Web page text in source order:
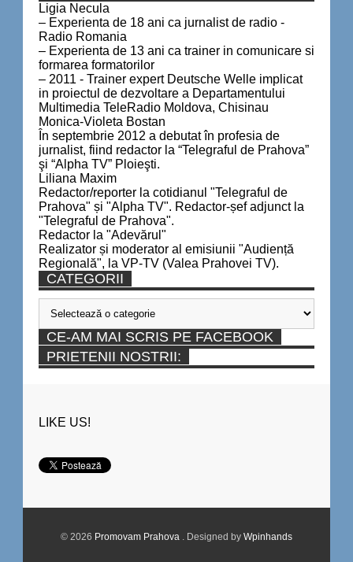
Ligia Necula
– Experienta de 18 ani ca jurnalist de radio -
Radio Romania
– Experienta de 13 ani ca trainer in comunicare si
formarea formatorilor
– 2011 - Trainer expert Deutsche Welle implicat
in proiectul de dezvoltare a Departamentului
Multimedia TeleRadio Moldova, Chisinau
Monica-Violeta Bostan
În septembrie 2012 a debutat în profesia de
jurnalist, fiind redactor la “Telegraful de Prahova”
şi “Alpha TV” Ploieşti.
Liliana Maxim
Redactor/reporter la cotidianul "Telegraful de
Prahova" și "Alpha TV". Redactor-șef adjunct la
"Telegraful de Prahova".
Redactor la "Adevărul"
Realizator și moderator al emisiunii "Audiență
Regională", la VP-TV (Valea Prahovei TV).
CATEGORII
Categorii
CE-AM MAI SCRIS PE FACEBOOK
PRIETENII NOSTRII:
LIKE US!
© 2026 Promovam Prahova . Designed by Wpinhands